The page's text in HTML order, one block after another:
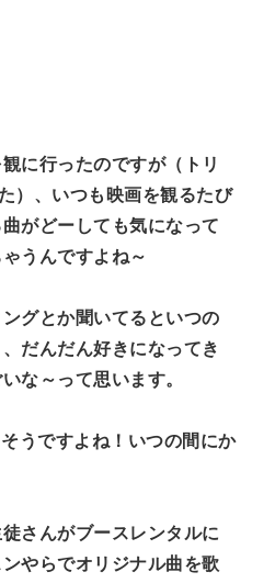
に行ったのですが（トリ
）、いつも映画を観るたび
がどーしても気になって
うんですよね～
グとか聞いてるといつの
だんだん好きになってき
な～って思います。
うですよね！いつの間にか
さんがブースレンタルに
やらでオリジナル曲を歌